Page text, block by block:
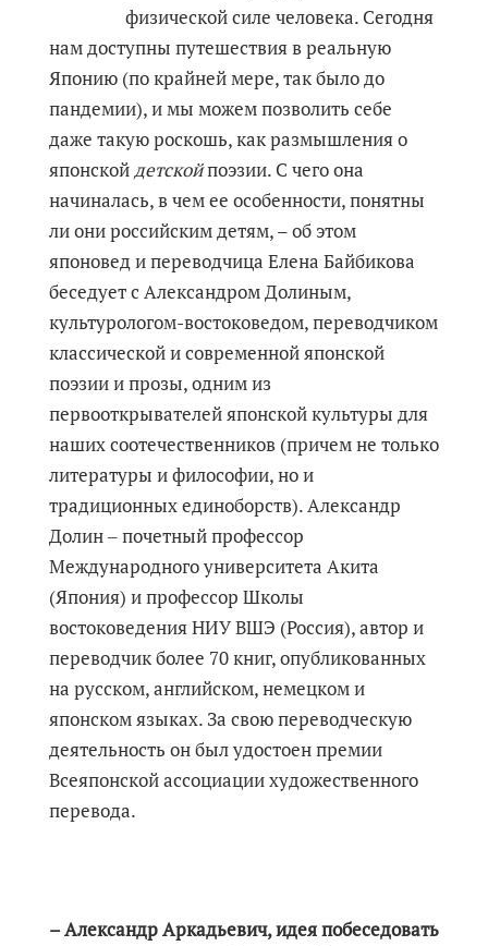
физической силе человека. Сегодня
нам доступны путешествия в реальную
Японию (по крайней мере, так было до
пандемии), и мы можем позволить себе
даже такую роскошь, как размышления о
японскойдетскойпоэзии. С чего она
начиналась, в чем ее особенности, понятны
ли они российским детям, – об этом
японовед и переводчица Елена Байбикова
беседует с Александром Долиным,
культурологом-востоковедом, переводчиком
классической и современной японской
поэзии и прозы, одним из
первооткрывателей японской культуры для
наших соотечественников (причем не только
литературы и философии, но и
традиционных единоборств). Александр
Долин ‒ почетный профессор
Международного университета Акита
(Япония) и профессор Школы
востоковедения НИУ ВШЭ (Россия), автор и
переводчик более 70 книг, опубликованных
на русском, английском, немецком и
японском языках. За свою переводческую
деятельность он был удостоен премии
Всеяпонской ассоциации художественного
перевода.
– Александр Аркадьевич, идея побеседовать